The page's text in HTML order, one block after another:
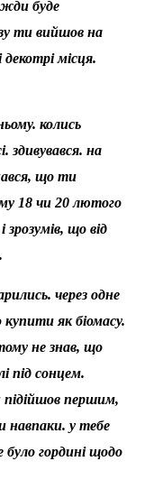
буде
ти вийшов на
декотрі місця.
колись
здивувався. на
що ти
18 чи 20 лютого
зрозумів, що від
через одне
як біомасу.
не знав, що
під сонцем.
підійшов першим,
навпаки. у тебе
було гордині щодо